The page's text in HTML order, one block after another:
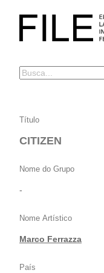
FILE
FESTIVAL
CITIZEN
Título
CITIZEN
Nome do Grupo
-
Nome Artístico
Marco Ferrazza
País